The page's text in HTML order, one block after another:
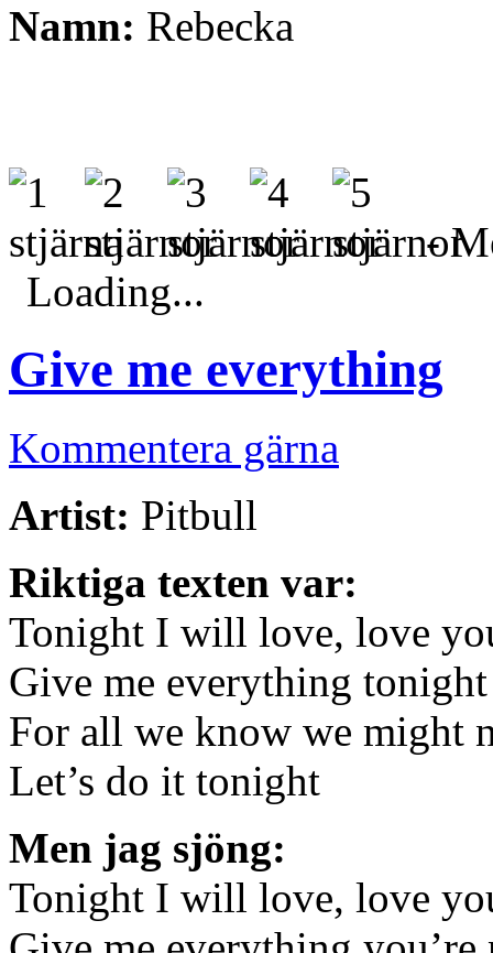
Namn: Rebecka
-
Loading...
Give me everything
Kommentera gärna
Artist: Pitbull
Riktiga texten var:
Tonight I will love, love
Give me everything tonight
For all we know we might
Let’s do it tonight
Men jag sjöng:
Tonight I will love, love